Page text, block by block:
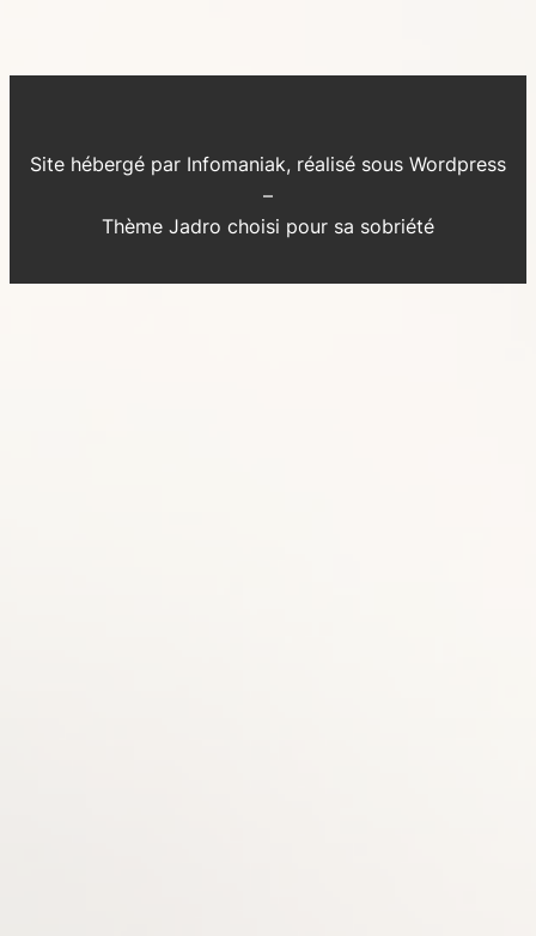
Site hébergé par Infomaniak, réalisé sous Wordpress
–
Thème Jadro choisi pour sa sobriété